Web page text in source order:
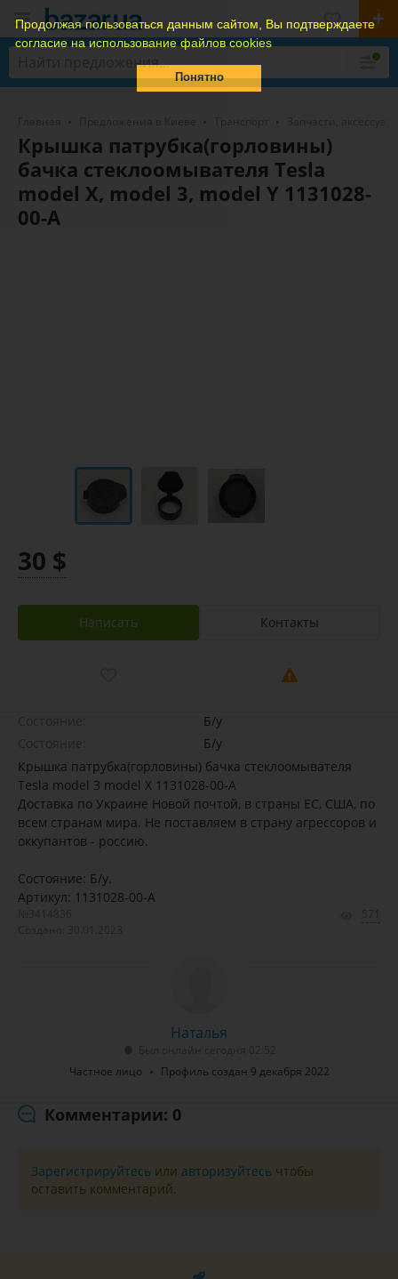
Продолжая пользоваться данным сайтом, Вы подтверждаете
согласие на использование файлов cookies
Понятно
Крышка патрубка(горловины)
бачка стеклоомывателя Tesla
model X, model 3, model Y 1131028-
00-A
30 $
Написать Контакты
Б/у
Б/у
Крышка патрубка(горловины) бачка стеклоомывателя
Tesla model 3 model X 1131028-00-A
Доставка по Украине Новой почтой, в страны ЕС, США, по
всем странам мира. Не поставляем в страну агрессоров и
оккупантов - россию.
Состояние: Б/у.
Артикул: 1131028-00-A
Наталья
Частное лицо
Профиль создан 9 декабря 2022
Комментарии: 0
Зарегистрируйтесь или авторизуйтесь чтобы
оставить комментарий.